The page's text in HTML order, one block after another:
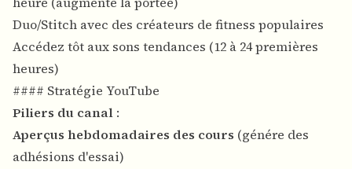
Duo/Stitch avec des créateurs de fitness populaires
Accédez tôt aux sons tendances (12 à 24 premières
heures)
#### Stratégie YouTube
Piliers du canal :
Aperçus hebdomadaires des cours (génére des
adhésions d'essai)